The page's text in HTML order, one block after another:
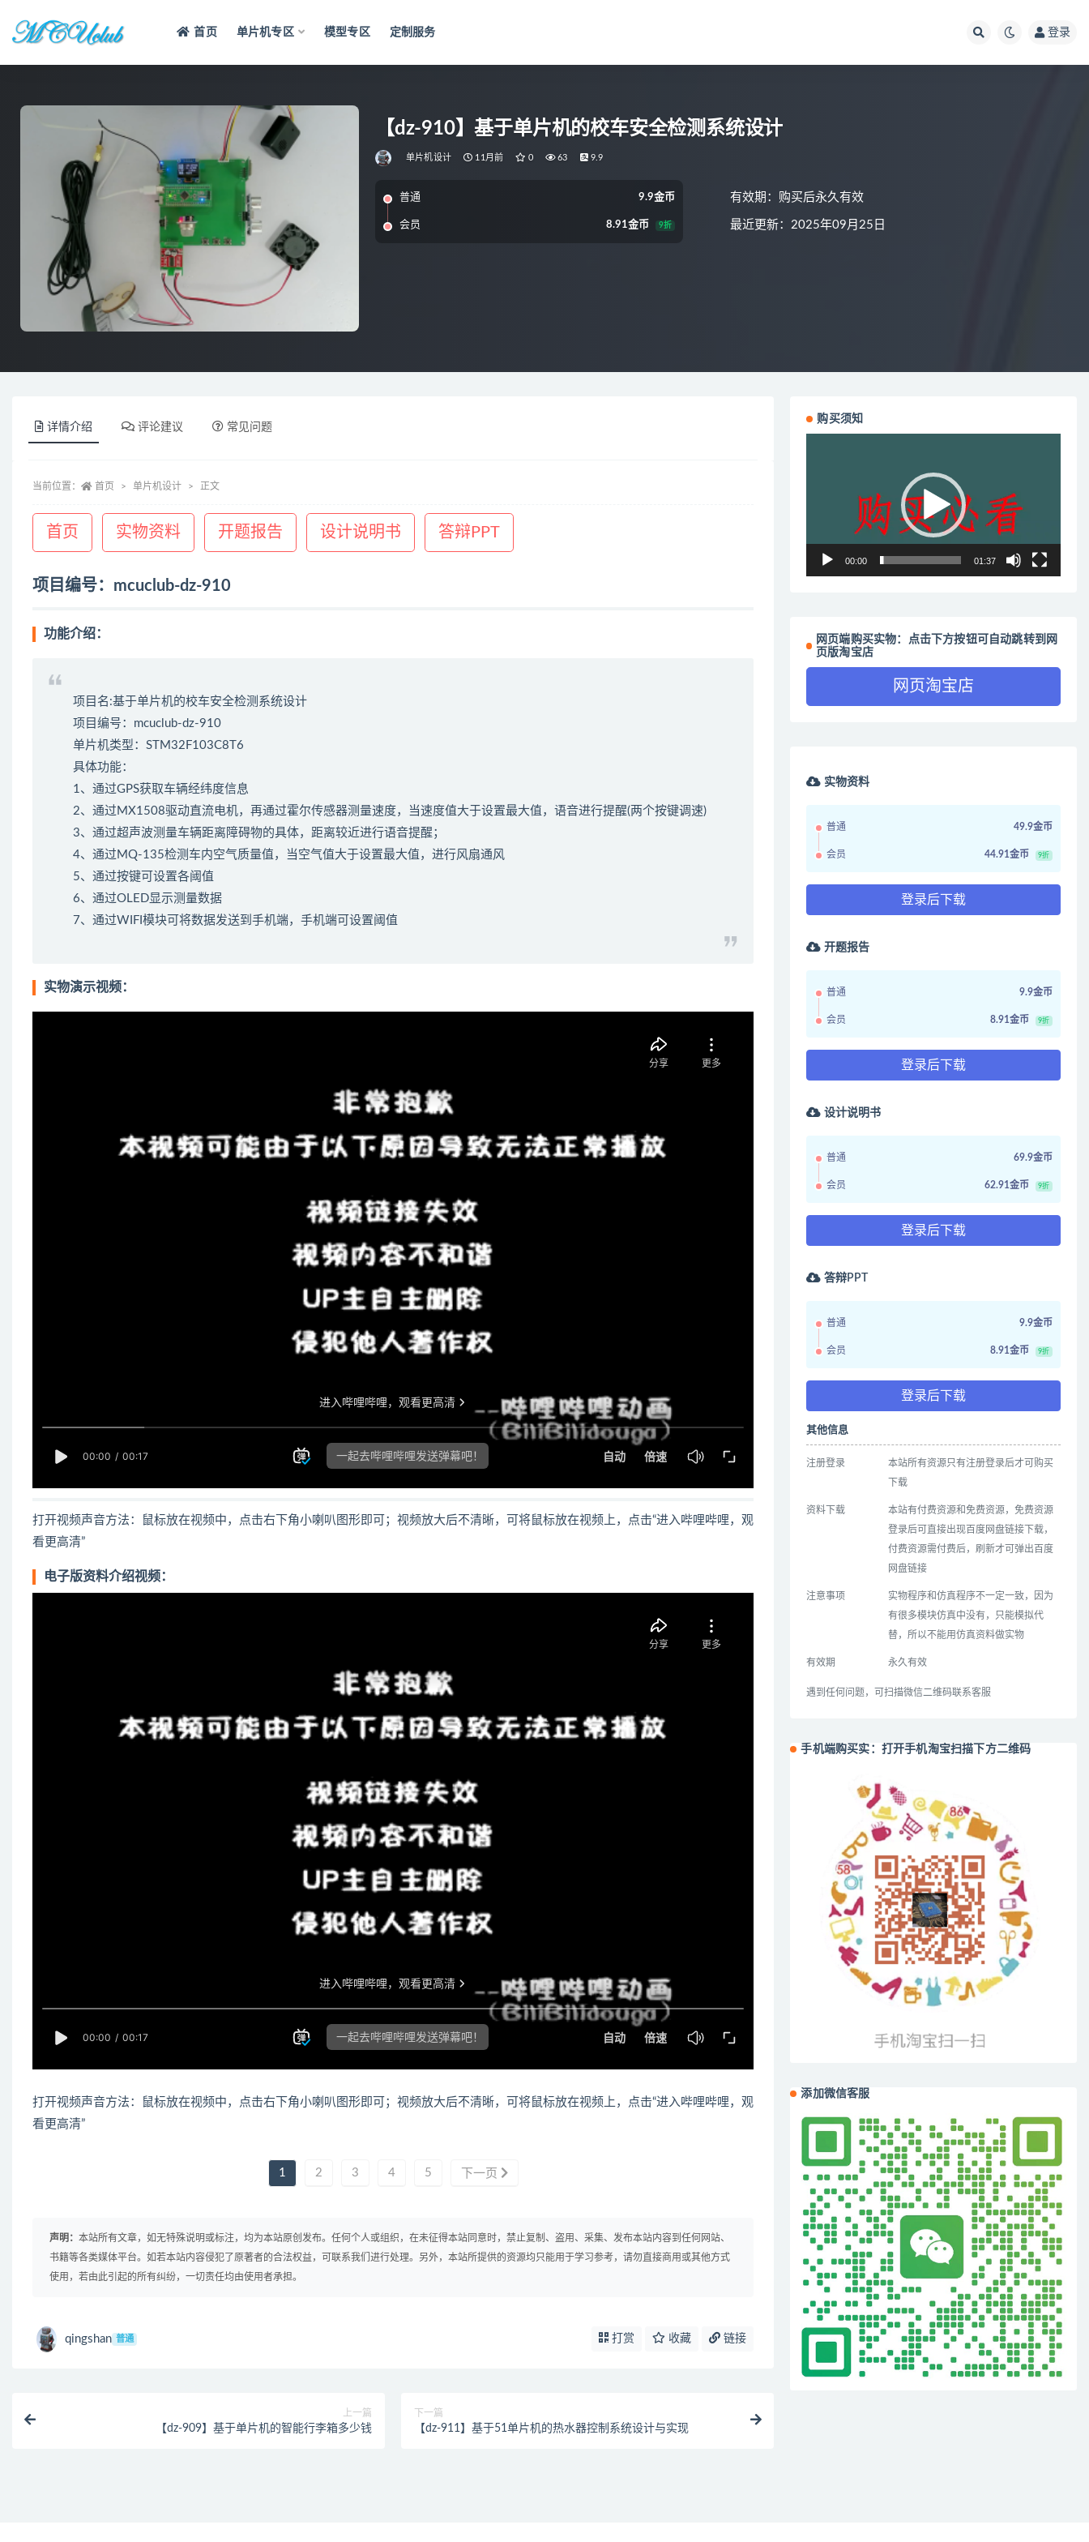
首页 单片机专区 模型专区 定制服务 登录
【dz-910】基于单片机的校车安全检测系统设计
单片机设计 11月前 0 63 9.9
普通 9.9金币
会员 8.91金币 9折
有效期：购买后永久有效
最近更新：2025年09月25日
详情介绍 评论建议 常见问题
当前位置： 首页 单片机设计 正文
首页 实物资料 开题报告 设计说明书 答辩PPT
项目编号：mcuclub-dz-910
功能介绍：
项目名:基于单片机的校车安全检测系统设计
项目编号：mcuclub-dz-910
单片机类型：STM32F103C8T6
具体功能：
1、通过GPS获取车辆经纬度信息
2、通过MX1508驱动直流电机，再通过霍尔传感器测量速度，当速度值大于设置最大值，语音进行提醒(两个按键调速)
3、通过超声波测量车辆距离障碍物的具体，距离较近进行语音提醒；
4、通过MQ-135检测车内空气质量值，当空气值大于设置最大值，进行风扇通风
5、通过按键可设置各阈值
6、通过OLED显示测量数据
7、通过WIFI模块可将数据发送到手机端，手机端可设置阈值
实物演示视频：
打开视频声音方法：鼠标放在视频中，点击右下角小喇叭图形即可；视频放大后不清晰，可将鼠标放在视频上，点击“进入哔哩哔哩，观
看更高清”
电子版资料介绍视频：
打开视频声音方法：鼠标放在视频中，点击右下角小喇叭图形即可；视频放大后不清晰，可将鼠标放在视频上，点击“进入哔哩哔哩，观
看更高清”
1 2 3 4 5 下一页
声明： 本站所有文章，如无特殊说明或标注，均为本站原创发布。任何个人或组织，在未征得本站同意时，禁止复制、盗用、采集、发布本站内容到任何网站、
书籍等各类媒体平台。如若本站内容侵犯了原著者的合法权益，可联系我们进行处理。另外，本站所提供的资源均只能用于学习参考，请勿直接商用或其他方式
使用，若由此引起的所有纠纷，一切责任均由使用者承担。
qingshan 普通 打赏 收藏 链接
上一篇
【dz-909】基于单片机的智能行李箱多少钱
下一篇
【dz-911】基于51单片机的热水器控制系统设计与实现
购买须知
00:00 01:37
网页端购买实物：点击下方按钮可自动跳转到网
页版淘宝店
网页淘宝店
实物资料
普通 49.9金币
会员 44.91金币 9折
登录后下载
开题报告
普通 9.9金币
会员 8.91金币 9折
登录后下载
设计说明书
普通 69.9金币
会员 62.91金币 9折
登录后下载
答辩PPT
普通 9.9金币
会员 8.91金币 9折
登录后下载
其他信息
注册登录
本站所有资源只有注册登录后才可购买
下载
资料下载
本站有付费资源和免费资源，免费资源
登录后可直接出现百度网盘链接下载，
付费资源需付费后，刷新才可弹出百度
网盘链接
注意事项
实物程序和仿真程序不一定一致，因为
有很多模块仿真中没有，只能模拟代
替，所以不能用仿真资料做实物
有效期 永久有效
遇到任何问题，可扫描微信二维码联系客服
手机端购买实：打开手机淘宝扫描下方二维码
添加微信客服